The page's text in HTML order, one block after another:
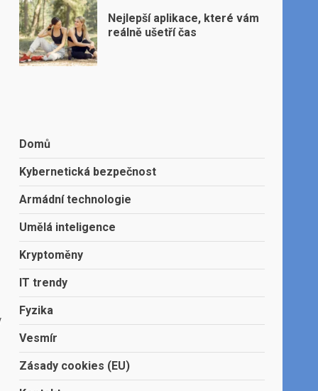
Nejlepší aplikace, které vám
reálně ušetří čas
Domů
Kybernetická bezpečnost
Armádní technologie
Umělá inteligence
Kryptoměny
IT trendy
Fyzika
Vesmír
Zásady cookies (EU)